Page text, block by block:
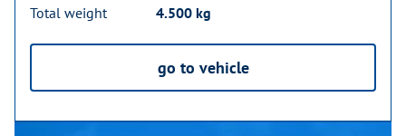
Total weight
4.500 kg
go to vehicle